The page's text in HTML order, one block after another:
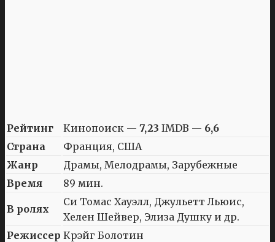
Рейтинг Кинопоиск — 7,23 IMDB — 6,6
Страна
Франция, США
Жанр
Драмы, Мелодрамы, Зарубежные
Время
89 мин.
В ролях
Си Томас Хауэлл, Джульетт Льюис,
Хелен Шейвер, Элиза Душку и др.
Режиссер Крэйг Болотин